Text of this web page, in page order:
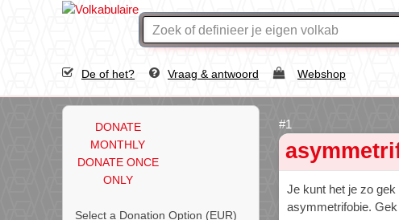
De of het? Vraag & antwoord Webshop
DONATE
MONTHLY
DONATE ONCE
ONLY
Select a Donation Option (EUR)
Je kunt het je zo
asymmetrifobie.